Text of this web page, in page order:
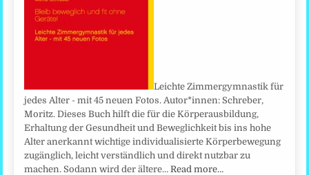
Leichte Zimmergymnastik für
jedes Alter - mit 45 neuen Fotos. Autor*innen: Schreber,
Moritz. Dieses Buch hilft die für die Körperausbildung,
Erhaltung der Gesundheit und Beweglichkeit bis ins hohe
Alter anerkannt wichtige individualisierte Körperbewegung
zugänglich, leicht verständlich und direkt nutzbar zu
machen. Sodann wird der ältere…Read more…